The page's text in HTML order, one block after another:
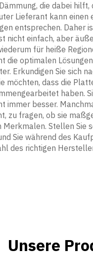
die dabei
Lieferant kann
entsprechen. Daher
einfach, aber
für heiße
die optimalen
Erkundigen Sie sich
möchten, dass die
haben.
besser.
zu fragen, ob sie
Stellen
Sie während des
des richtigen
Unsere